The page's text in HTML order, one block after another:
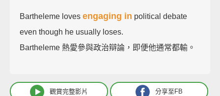
Bartheleme loves engaging in political debate
even though he usually loses.
Bartheleme 熱愛參與政治辯論，即便他通常都輸。
觀賞完整影片 分享至FB